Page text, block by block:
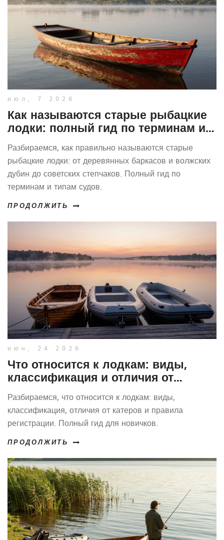
июл, 7 2026
Как называются старые рыбацкие
лодки: полный гид по терминам и
типам
Разбираемся, как правильно называются старые
рыбацкие лодки: от деревянных баркасов и волжских
дубин до советских степчаков. Полный гид по
терминам и типам судов.
ПРОДОЛЖИТЬ
июн, 24 2026
Что относится к лодкам: виды,
классификация и отличия от
катеров
Разбираемся, что относится к лодкам: виды,
классификация, отличия от катеров и правила
регистрации. Полный гид для новичков.
ПРОДОЛЖИТЬ